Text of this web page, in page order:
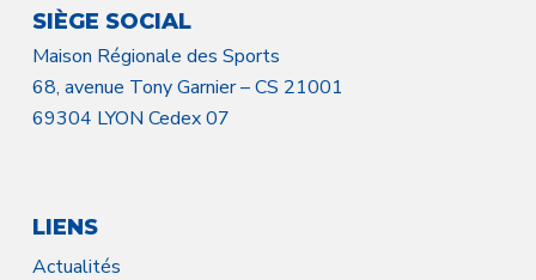
SIÈGE SOCIAL
Maison Régionale des Sports
68, avenue Tony Garnier – CS 21001
69304 LYON Cedex 07
LIENS
Actualités